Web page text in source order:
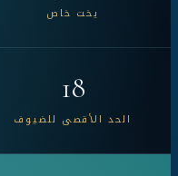
يخت خاص
18
الحد الأقصى للضيوف